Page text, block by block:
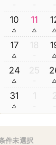
10 11
17 18
24 25
31 1 2
件未選択